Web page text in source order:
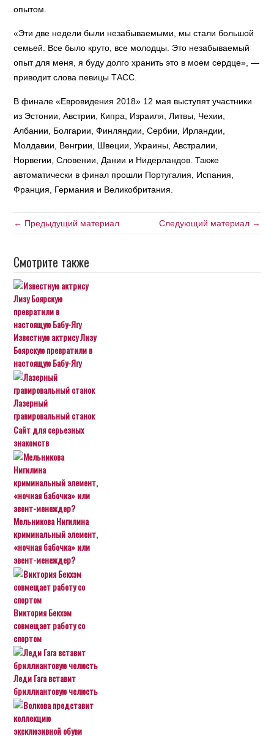
опытом.
«Эти две недели были незабываемыми, мы стали большой
семьей. Все было круто, все молодцы. Это незабываемый
опыт для меня, я буду долго хранить это в моем сердце», —
приводит слова певицы ТАСС.
В финале «Евровидения 2018» 12 мая выступят участники
из Эстонии, Австрии, Кипра, Израиля, Литвы, Чехии,
Албании, Болгарии, Финляндии, Сербии, Ирландии,
Молдавии, Венгрии, Швеции, Украины, Австралии,
Норвегии, Словении, Дании и Нидерландов. Также
автоматически в финал прошли Португалия, Испания,
Франция, Германия и Великобритания.
← Предыдущий материал Следующий материал →
Смотрите также
Известную актрису Лизу
Боярскую превратили в
настоящую Бабу-Ягу
Лазерный
гравировальный станок
Сайт для серьезных
знакомств
Мельникова Нигилина
криминальный элемент,
«ночная бабочка» или
эвент-менеждер?
Виктория Бекхэм
совмещает работу со
спортом
Леди Гага вставит
бриллиантовую челюсть